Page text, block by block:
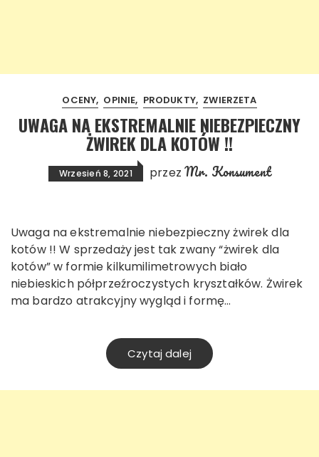
OCENY OPINIE PRODUKTY ZWIERZETA
UWAGA NA EKSTREMALNIE NIEBEZPIECZNY
ŻWIREK DLA KOTÓW !!
Wrzesień 8, 2021 przezMr. Konsument
Uwaga na ekstremalnie niebezpieczny żwirek dla
kotów !! W sprzedaży jest tak zwany “żwirek dla
kotów” w formie kilkumilimetrowych biało
niebieskich półprzeźroczystych kryształków. Żwirek
ma bardzo atrakcyjny wygląd i formę…
Czytaj dalej